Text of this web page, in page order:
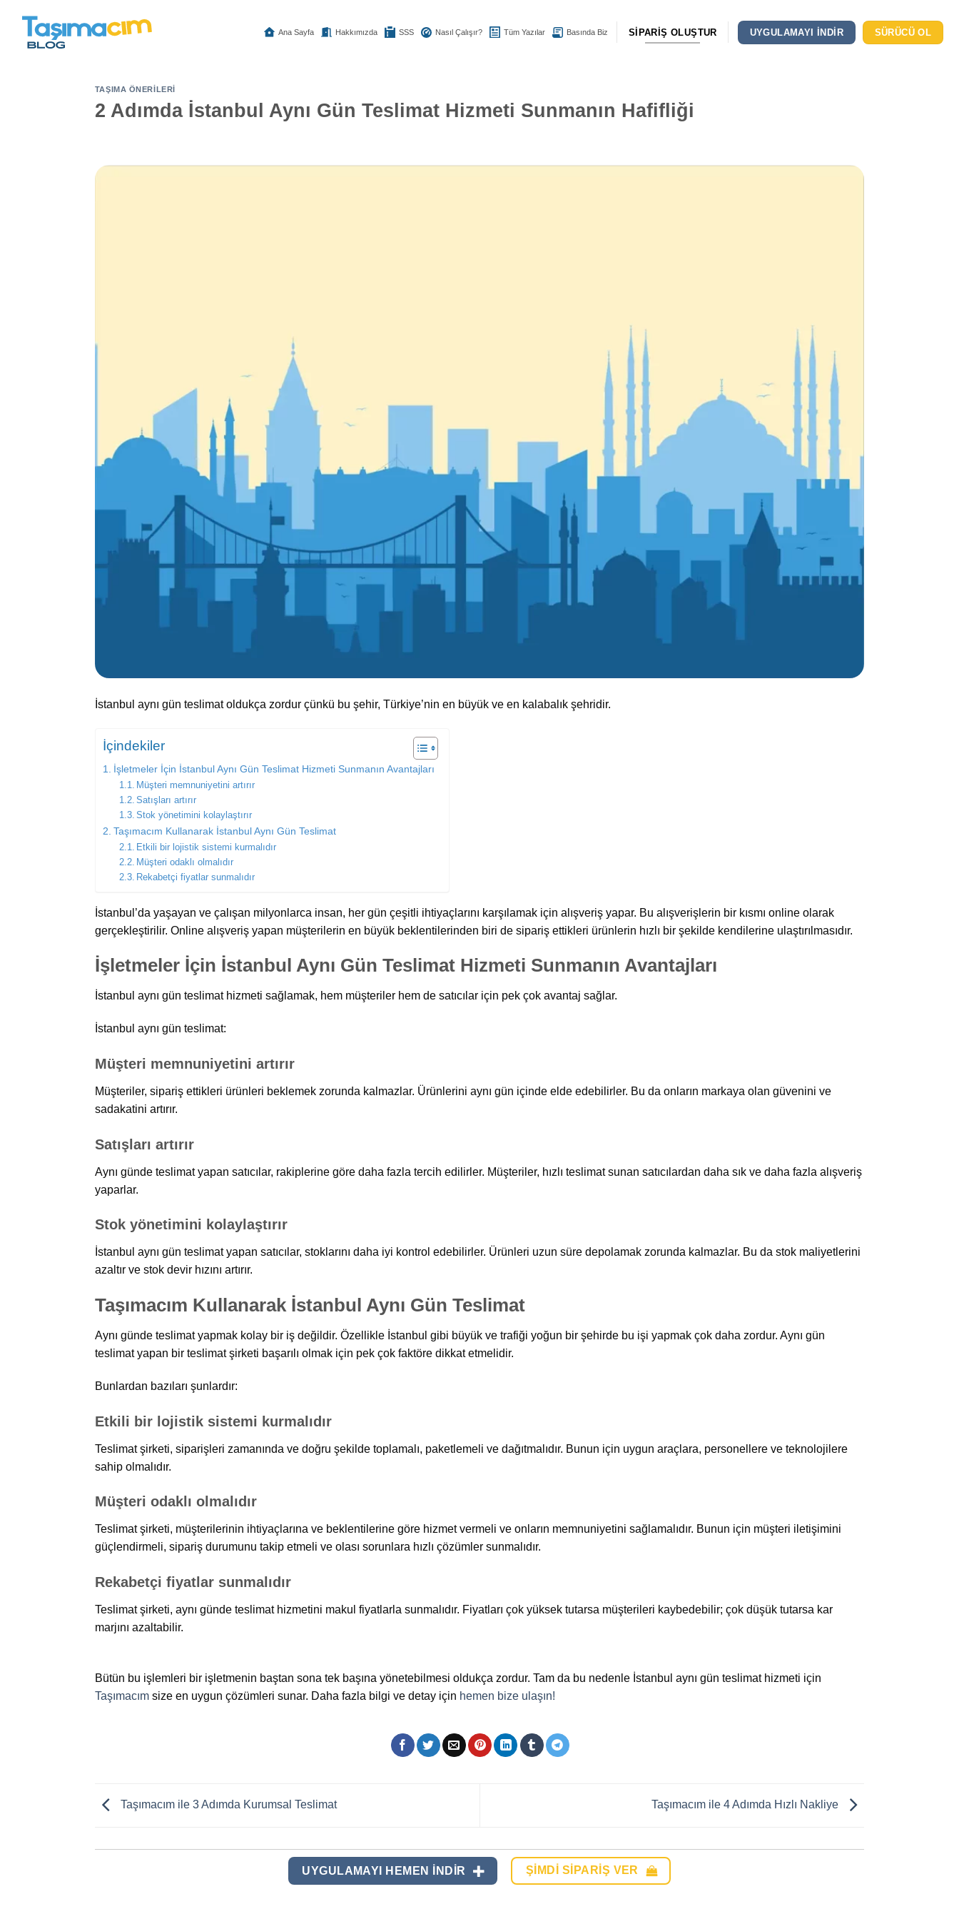
Ana Sayfa Hakkımızda SSS Nasıl Çalışır? Tüm Yazılar Basında Biz SIPARIŞ OLUŞTUR UYGULAMAYI INDIR SÜRÜCÜ OL
TAŞIMA ÖNERILERI
2 Adımda İstanbul Aynı Gün Teslimat Hizmeti Sunmanın Hafifliği
İstanbul aynı gün teslimat oldukça zordur çünkü bu şehir, Türkiye’nin en büyük ve en kalabalık şehridir.
İçindekiler
İşletmeler İçin İstanbul Aynı Gün Teslimat Hizmeti Sunmanın Avantajları
Müşteri memnuniyetini artırır
Satışları artırır
Stok yönetimini kolaylaştırır
Taşımacım Kullanarak İstanbul Aynı Gün Teslimat
Etkili bir lojistik sistemi kurmalıdır
Müşteri odaklı olmalıdır
Rekabetçi fiyatlar sunmalıdır
İstanbul’da yaşayan ve çalışan milyonlarca insan, her gün çeşitli ihtiyaçlarını karşılamak için alışveriş yapar. Bu alışverişlerin bir kısmı online olarak
gerçekleştirilir. Online alışveriş yapan müşterilerin en büyük beklentilerinden biri de sipariş ettikleri ürünlerin hızlı bir şekilde kendilerine ulaştırılmasıdır.
İşletmeler İçin İstanbul Aynı Gün Teslimat Hizmeti Sunmanın Avantajları
İstanbul aynı gün teslimat hizmeti sağlamak, hem müşteriler hem de satıcılar için pek çok avantaj sağlar.
İstanbul aynı gün teslimat:
Müşteri memnuniyetini artırır
Müşteriler, sipariş ettikleri ürünleri beklemek zorunda kalmazlar. Ürünlerini aynı gün içinde elde edebilirler. Bu da onların markaya olan güvenini ve
sadakatini artırır.
Satışları artırır
Aynı günde teslimat yapan satıcılar, rakiplerine göre daha fazla tercih edilirler. Müşteriler, hızlı teslimat sunan satıcılardan daha sık ve daha fazla alışveriş
yaparlar.
Stok yönetimini kolaylaştırır
İstanbul aynı gün teslimat yapan satıcılar, stoklarını daha iyi kontrol edebilirler. Ürünleri uzun süre depolamak zorunda kalmazlar. Bu da stok maliyetlerini
azaltır ve stok devir hızını artırır.
Taşımacım Kullanarak İstanbul Aynı Gün Teslimat
Aynı günde teslimat yapmak kolay bir iş değildir. Özellikle İstanbul gibi büyük ve trafiği yoğun bir şehirde bu işi yapmak çok daha zordur. Aynı gün
teslimat yapan bir teslimat şirketi başarılı olmak için pek çok faktöre dikkat etmelidir.
Bunlardan bazıları şunlardır:
Etkili bir lojistik sistemi kurmalıdır
Teslimat şirketi, siparişleri zamanında ve doğru şekilde toplamalı, paketlemeli ve dağıtmalıdır. Bunun için uygun araçlara, personellere ve teknolojilere
sahip olmalıdır.
Müşteri odaklı olmalıdır
Teslimat şirketi, müşterilerinin ihtiyaçlarına ve beklentilerine göre hizmet vermeli ve onların memnuniyetini sağlamalıdır. Bunun için müşteri iletişimini
güçlendirmeli, sipariş durumunu takip etmeli ve olası sorunlara hızlı çözümler sunmalıdır.
Rekabetçi fiyatlar sunmalıdır
Teslimat şirketi, aynı günde teslimat hizmetini makul fiyatlarla sunmalıdır. Fiyatları çok yüksek tutarsa müşterileri kaybedebilir; çok düşük tutarsa kar
marjını azaltabilir.
Bütün bu işlemleri bir işletmenin baştan sona tek başına yönetebilmesi oldukça zordur. Tam da bu nedenle İstanbul aynı gün teslimat hizmeti için
Taşımacımsize en uygun çözümleri sunar. Daha fazla bilgi ve detay için hemen bize ulaşın!
Taşımacım ile 3 Adımda Kurumsal Teslimat Taşımacım ile 4 Adımda Hızlı Nakliye
UYGULAMAYI HEMEN INDIR ŞIMDI SIPARIŞ VER